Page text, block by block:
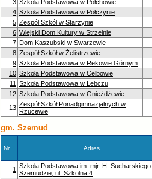
3 Szkoła Podstawowa w Połchowie
4 Szkoła Podstawowa w Połczynie
5 Zespół Szkół w Starzynie
6 Wiejski Dom Kultury w Strzelnie
7 Dom Kaszubski w Swarzewie
8 Zespół Szkół w Żelistrzewie
9 Szkoła Podstawowa w Rekowie Górnym
10 Szkoła Podstawowa w Celbowie
11 Szkoła Podstawowa w Łebczu
12 Szkoła Podstawowa w Gnieżdżewie
13 Zespół Szkół Ponadgimnazjalnych w
Rzucewie
gm. Szemud
Nr Adres
1 Szkoła Podstawowa im. mjr. H. Sucharskiego
Szemudzie, ul. Szkolna 4